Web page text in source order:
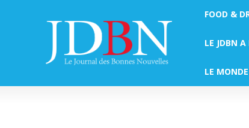
FOOD &
LE JDBN
LE